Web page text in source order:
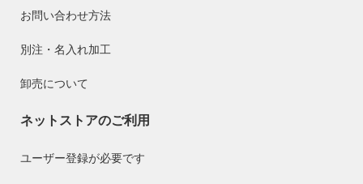
お問い合わせ方法
別注・名入れ加工
卸売について
ネットストアのご利用
ユーザー登録が必要です